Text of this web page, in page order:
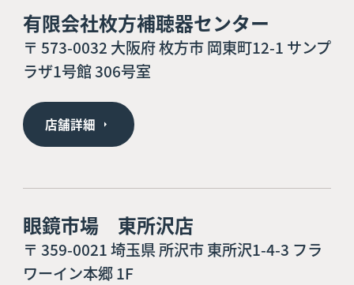
有限会社枚方補聴器センター
〒 573-0032 大阪府 枚方市 岡東町12-1 サンプ
ラザ1号館 306号室
店舗詳細
眼鏡市場 東所沢店
〒 359-0021 埼玉県 所沢市 東所沢1-4-3 フラ
ワーイン本郷 1F